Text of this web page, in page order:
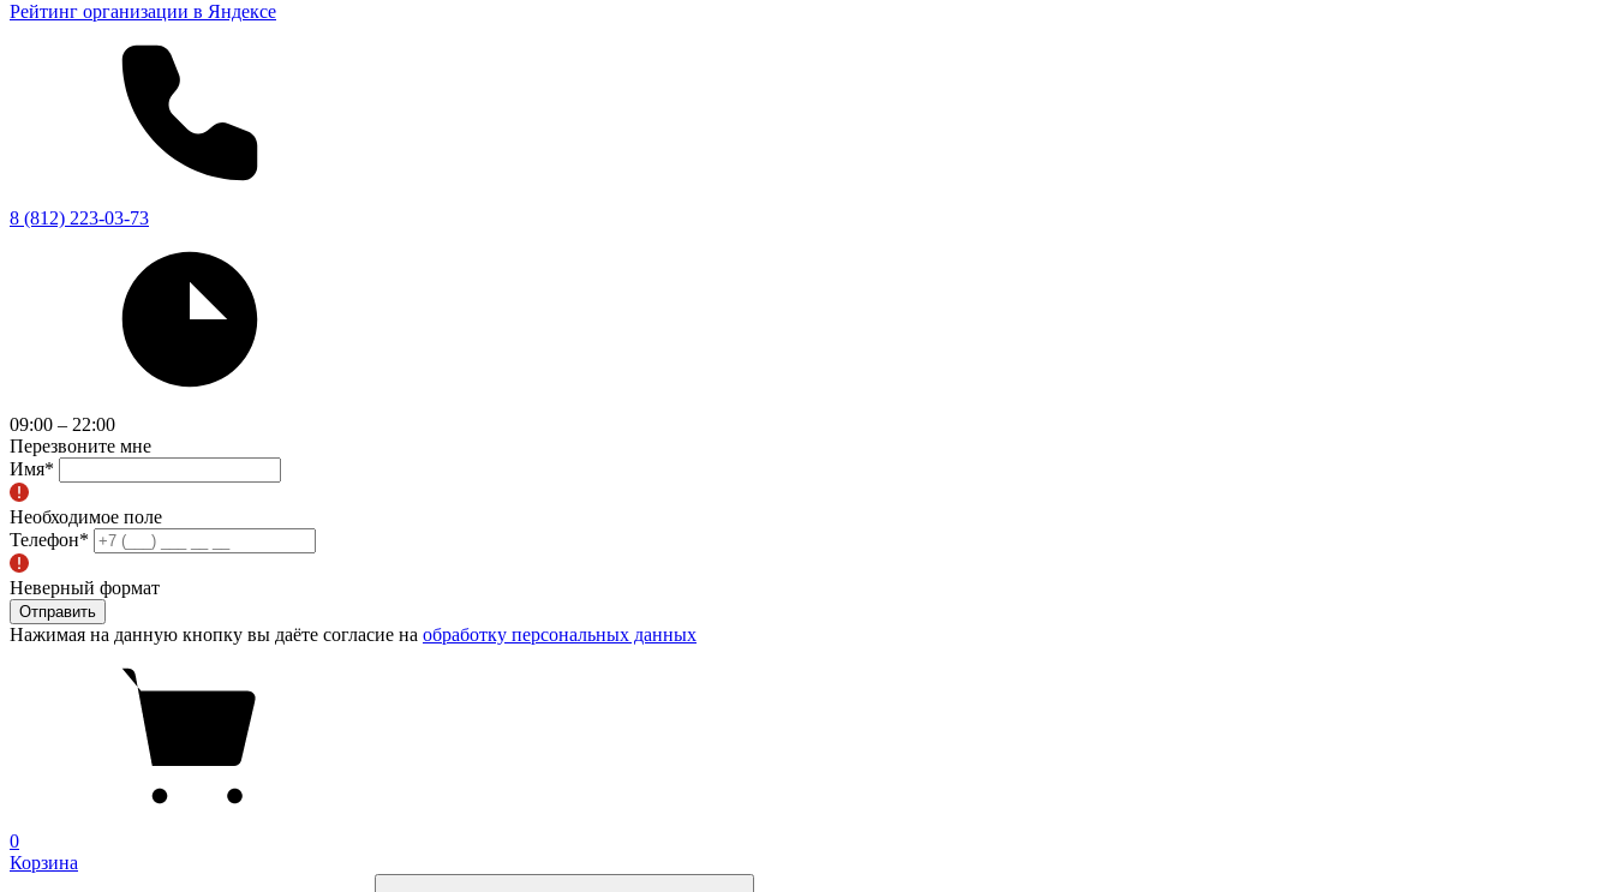
Рейтинг организации в Яндексе
8 (812) 223-03-73
09:00 – 22:00
Перезвоните мне
Имя*
Необходимое поле
Телефон*
Неверный формат
Отправить
Нажимая на данную кнопку вы даёте согласие на обработку персональных данных
0
Корзина